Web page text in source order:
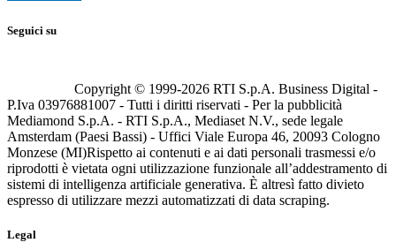
Seguici su
Copyright © 1999-2026 RTI S.p.A. Business Digital -
P.Iva 03976881007 - Tutti i diritti riservati - Per la pubblicità
Mediamond S.p.A. - RTI S.p.A., Mediaset N.V., sede legale
Amsterdam (Paesi Bassi) - Uffici Viale Europa 46, 20093 Cologno
Monzese (MI)Rispetto ai contenuti e ai dati personali trasmessi e/o
riprodotti è vietata ogni utilizzazione funzionale all’addestramento di
sistemi di intelligenza artificiale generativa. È altresì fatto divieto
espresso di utilizzare mezzi automatizzati di data scraping.
Legal